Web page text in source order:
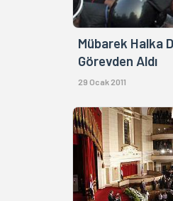
Mübarek Halka
Görevden Aldı
29 Ocak 2011